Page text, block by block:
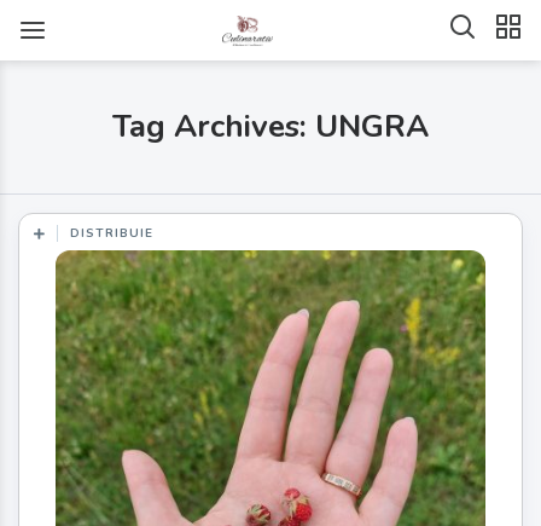
Tag Archives: UNGRA
DISTRIBUIE